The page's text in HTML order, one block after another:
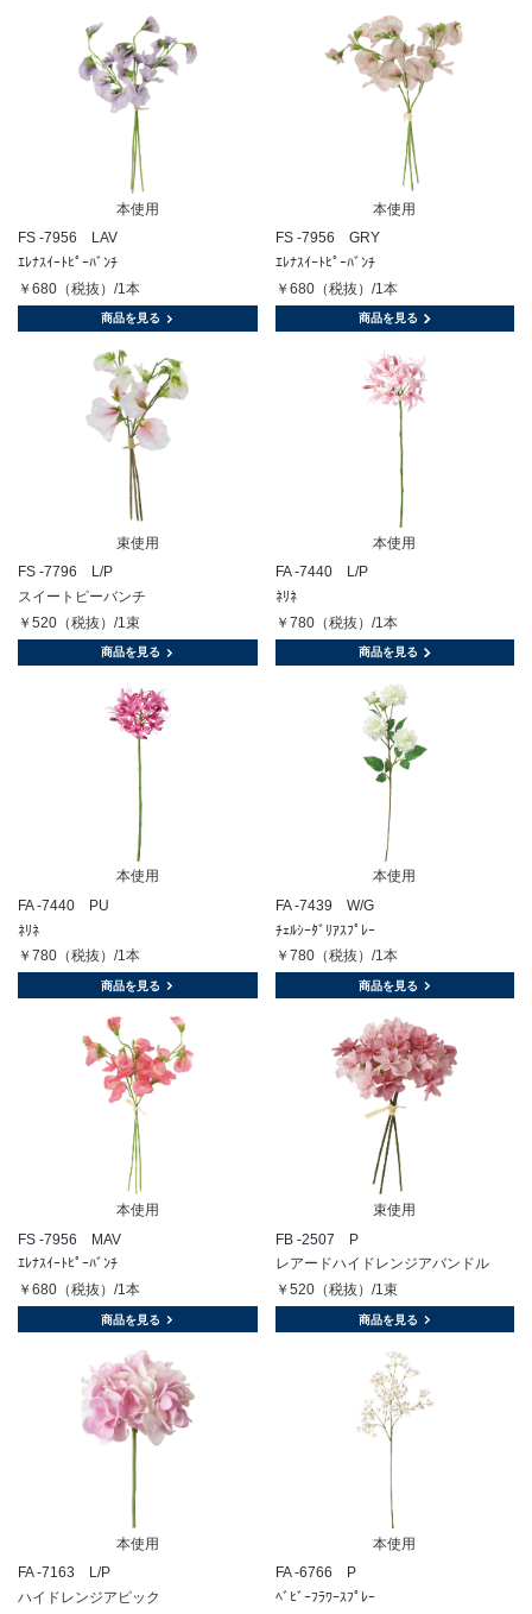
本使用
FS -7956 LAV
ｴﾚﾅｽｲｰﾄﾋﾟｰﾊﾞﾝﾁ
￥680（税抜）/1本
商品を見る
本使用
FS -7956 GRY
ｴﾚﾅｽｲｰﾄﾋﾟｰﾊﾞﾝﾁ
￥680（税抜）/1本
商品を見る
束使用
FS -7796 L/P
スイートピーバンチ
￥520（税抜）/1束
商品を見る
本使用
FA -7440 L/P
ﾈﾘﾈ
￥780（税抜）/1本
商品を見る
本使用
FA -7440 PU
ﾈﾘﾈ
￥780（税抜）/1本
商品を見る
本使用
FA -7439 W/G
ﾁｪﾙｼｰﾀﾞﾘｱｽﾌﾟﾚｰ
￥780（税抜）/1本
商品を見る
本使用
FS -7956 MAV
ｴﾚﾅｽｲｰﾄﾋﾟｰﾊﾞﾝﾁ
￥680（税抜）/1本
商品を見る
束使用
FB -2507 P
レアードハイドレンジアバンドル
￥520（税抜）/1束
商品を見る
本使用
FA -7163 L/P
ハイドレンジアピック
本使用
FA -6766 P
ﾍﾞﾋﾞｰﾌﾗﾜｰｽﾌﾟﾚｰ